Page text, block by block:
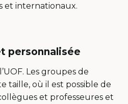
et internationaux.
personnalisée
Les groupes de
taille, où il est possible de
et professeures et